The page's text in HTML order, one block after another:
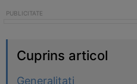
Cuprins articol
Generalitati